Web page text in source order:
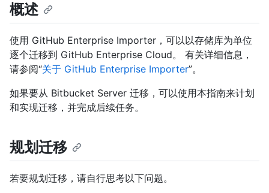
概述
使用 GitHub Enterprise Importer，可以以存储库为单位
逐个迁移到 GitHub Enterprise Cloud。 有关详细信息，
请参阅“关于 GitHub Enterprise Importer”。
如果要从 Bitbucket Server 迁移，可以使用本指南来计划
和实现迁移，并完成后续任务。
规划迁移
若要规划迁移，请自行思考以下问题。